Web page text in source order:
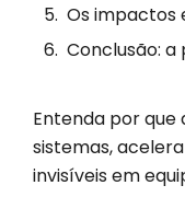
Os impactos
Conclusão:
Entenda por
sistemas,
invisíveis em